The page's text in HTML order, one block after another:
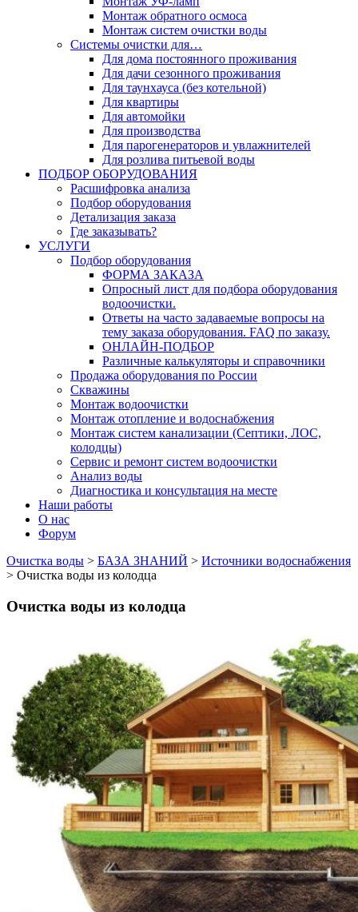
Монтаж обратного осмоса
Монтаж систем очистки воды
Системы очистки для…
Для дома постоянного проживания
Для дачи сезонного проживания
Для таунхауса (без котельной)
Для квартиры
Для автомойки
Для производства
Для парогенераторов и увлажнителей
Для розлива питьевой воды
ПОДБОР ОБОРУДОВАНИЯ
Расшифровка анализа
Подбор оборудования
Детализация заказа
Где заказывать?
УСЛУГИ
Подбор оборудования
ФОРМА ЗАКАЗА
Опросный лист для подбора оборудования
водоочистки.
Ответы на часто задаваемые вопросы на
тему заказа оборудования. FAQ по заказу.
ОНЛАЙН-ПОДБОР
Различные калькуляторы и справочники
Продажа оборудования по России
Скважины
Монтаж водоочистки
Монтаж отопление и водоснабжения
Монтаж систем канализации (Септики, ЛОС,
колодцы)
Сервис и ремонт систем водоочистки
Анализ воды
Диагностика и консультация на месте
Наши работы
О нас
Форум
Очистка воды > БАЗА ЗНАНИЙ > Источники водоснабжения
> Очистка воды из колодца
Очистка воды из колодца